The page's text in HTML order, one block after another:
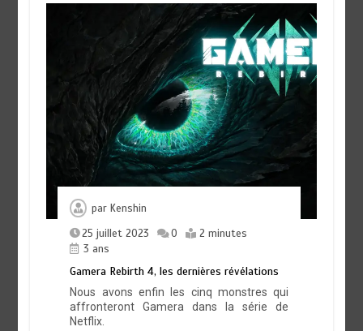
par Kenshin
25 juillet 2023
0
2 minutes
3 ans
Gamera Rebirth 4, les dernières révélations
Nous avons enfin les cinq monstres qui
affronteront Gamera dans la série de
Netflix.